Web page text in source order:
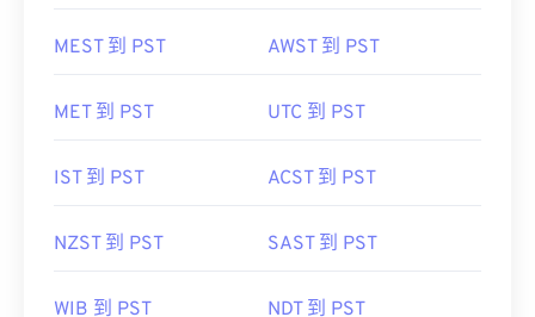
MEST 到 PST AWST 到 PST
MET 到 PST UTC 到 PST
IST 到 PST ACST 到 PST
NZST 到 PST SAST 到 PST
WIB 到 PST NDT 到 PST